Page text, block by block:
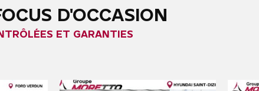
D'OCCASION
ET GARANTIES